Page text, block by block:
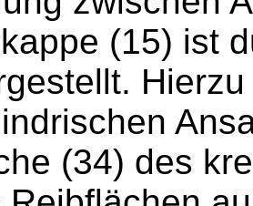
(15) ist
(34) des